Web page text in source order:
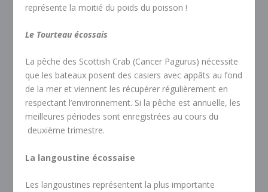
représente la moitié du poids du poisson !
Le Tourteau écossais
La pêche des Scottish Crab (Cancer Pagurus) nécessite
que les bateaux posent des casiers avec appâts au fond
de la mer et viennent les récupérer régulièrement en
respectant l’environnement. Si la pêche est annuelle, les
meilleures périodes sont enregistrées au cours du
deuxième trimestre.
La langoustine écossaise
Les langoustines représentent la plus importante